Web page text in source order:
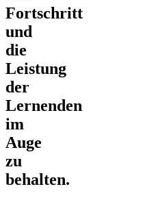
Fortschritt
und
die
Leistung
der
Lernenden
im
Auge
zu
behalten.